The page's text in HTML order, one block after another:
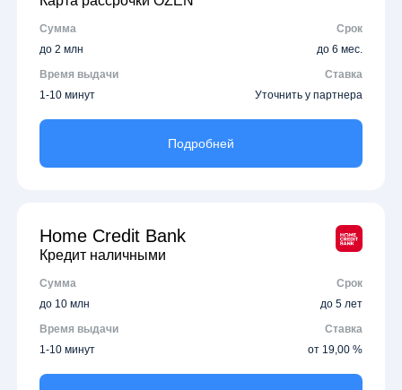
Сумма
Срок
до 2 млн
до 6 мес.
Время выдачи
Ставка
1-10 минут
Уточнить у партнера
Подробней
Home Credit Bank
Кредит наличными
Сумма
Срок
до 10 млн
до 5 лет
Время выдачи
Ставка
1-10 минут
от 19,00 %